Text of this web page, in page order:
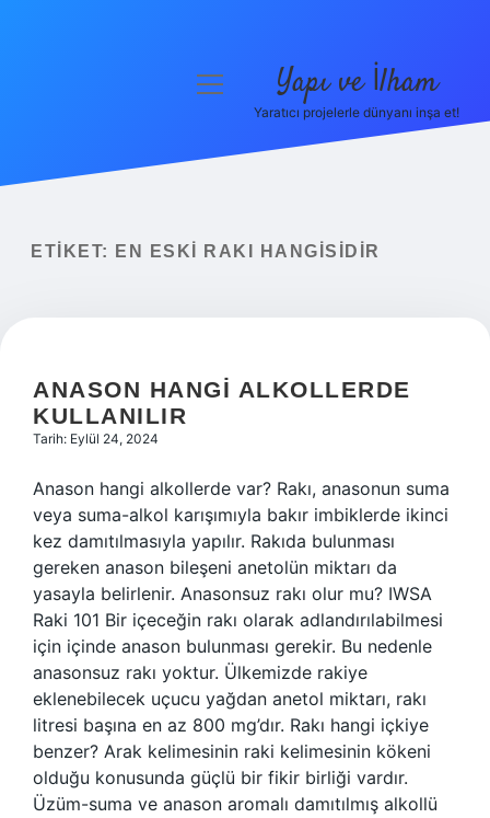
Yasal Uyarı
menüyü
Yapı ve İlham
Yaratıcı projelerle dünyanı inşa et!
ETIKET: EN ESKI RAKI HANGISIDIR
ANASON HANGI ALKOLLERDE
KULLANILIR
Tarih: Eylül 24, 2024
Anason hangi alkollerde var? Rakı, anasonun suma
veya suma-alkol karışımıyla bakır imbiklerde ikinci
kez damıtılmasıyla yapılır. Rakıda bulunması
gereken anason bileşeni anetolün miktarı da
yasayla belirlenir. Anasonsuz rakı olur mu? IWSA
Raki 101 Bir içeceğin rakı olarak adlandırılabilmesi
için içinde anason bulunması gerekir. Bu nedenle
anasonsuz rakı yoktur. Ülkemizde rakiye
eklenebilecek uçucu yağdan anetol miktarı, rakı
litresi başına en az 800 mg’dır. Rakı hangi içkiye
benzer? Arak kelimesinin raki kelimesinin kökeni
olduğu konusunda güçlü bir fikir birliği vardır.
Üzüm-suma ve anason aromalı damıtılmış alkollü